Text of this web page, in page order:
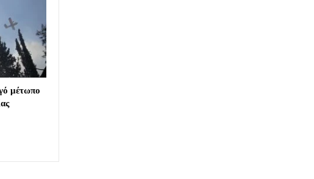
μέτωπο